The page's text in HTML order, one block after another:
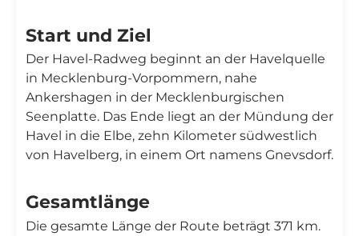
Start und Ziel
Der Havel-Radweg beginnt an der Havelquelle
in Mecklenburg-Vorpommern, nahe
Ankershagen in der Mecklenburgischen
Seenplatte. Das Ende liegt an der Mündung der
Havel in die Elbe, zehn Kilometer südwestlich
von Havelberg, in einem Ort namens Gnevsdorf.
Gesamtlänge
Die gesamte Länge der Route beträgt 371 km.